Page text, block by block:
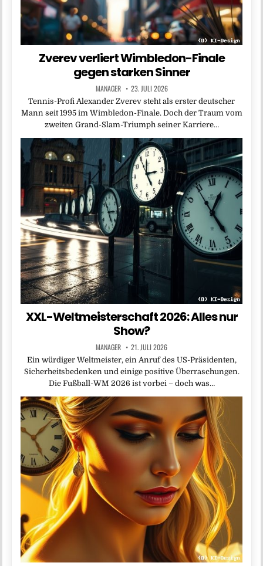
Zverev verliert Wimbledon-Finale
gegen starken Sinner
MANAGER 23. JULI 2026
Tennis-Profi Alexander Zverev steht als erster deutscher
Mann seit 1995 im Wimbledon-Finale. Doch der Traum vom
zweiten Grand-Slam-Triumph seiner Karriere…
XXL-Weltmeisterschaft 2026: Alles nur
Show?
MANAGER 21. JULI 2026
Ein würdiger Weltmeister, ein Anruf des US-Präsidenten,
Sicherheitsbedenken und einige positive Überraschungen.
Die Fußball-WM 2026 ist vorbei – doch was…